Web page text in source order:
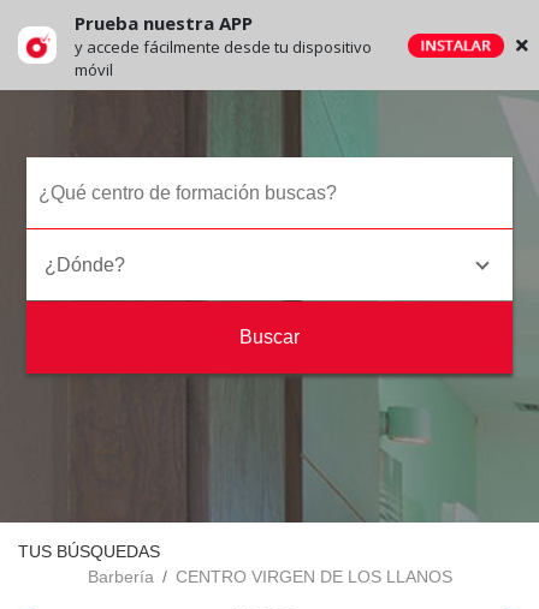
Prueba nuestra APP
y accede fácilmente desde tu dispositivo
móvil
¿Dónde?
TUS BÚSQUEDAS
Barbería
CENTRO VIRGEN DE LOS LLANOS